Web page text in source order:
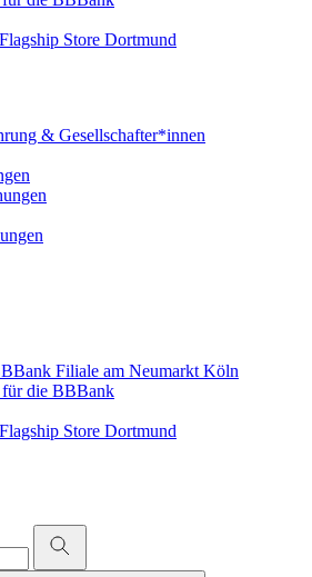
Store Dortmund
& Gesellschafter*innen
für die BBBank
Store Dortmund